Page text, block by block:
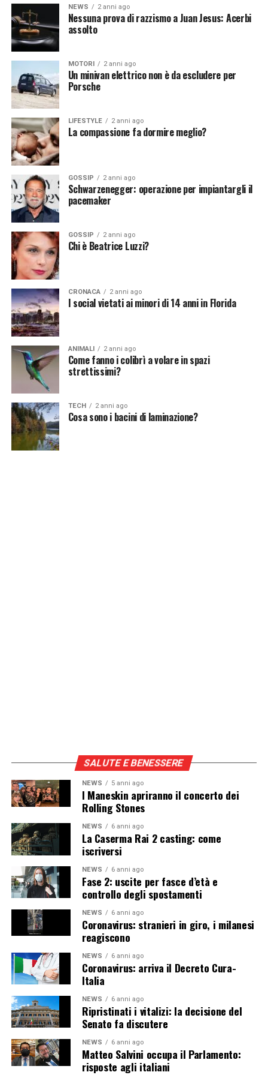
spaziale, delle telecomunicazioni e dell’osservazione
della Terra. Tuttavia, è fondamentale affrontare le sfide
tecniche, etiche e legali associate a questa convergenza.
Con una corretta gestione e un’attenta considerazione
degli impatti, l’IA potrebbe trasformare radicalmente il
settore spaziale, portando a nuove scoperte e benefici
per l’umanità.
[fonte immagine: https://pixabay.com/it/photos/terra-
spazio-satelliti-monitoraggio-79533/]
Continua a leggere su atuttonotizie.it
Vuoi essere sempre aggiornato e ricevere le principali
notizie del giorno?
NEWS 2 anni ago
Nessuna prova di razzismo a Juan Jesus: Acerbi
assolto
MOTORI 2 anni ago
Un minivan elettrico non è da escludere per
Porsche
LIFESTYLE 2 anni ago
La compassione fa dormire meglio?
GOSSIP 2 anni ago
Schwarzenegger: operazione per impiantargli il
pacemaker
GOSSIP 2 anni ago
Chi è Beatrice Luzzi?
CRONACA 2 anni ago
I social vietati ai minori di 14 anni in Florida
ANIMALI 2 anni ago
Come fanno i colibrì a volare in spazi
strettissimi?
TECH 2 anni ago
Cosa sono i bacini di laminazione?
SALUTE E BENESSERE
NEWS 5 anni ago
I Maneskin apriranno il concerto dei
Rolling Stones
NEWS 6 anni ago
La Caserma Rai 2 casting: come
iscriversi
NEWS 6 anni ago
Fase 2: uscite per fasce d’età e
controllo degli spostamenti
NEWS 6 anni ago
Coronavirus: stranieri in giro, i milanesi
reagiscono
NEWS 6 anni ago
Coronavirus: arriva il Decreto Cura-
Italia
NEWS 6 anni ago
Ripristinati i vitalizi: la decisione del
Senato fa discutere
NEWS 6 anni ago
Matteo Salvini occupa il Parlamento:
risposte agli italiani